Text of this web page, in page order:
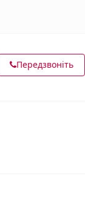
Передзвоніть